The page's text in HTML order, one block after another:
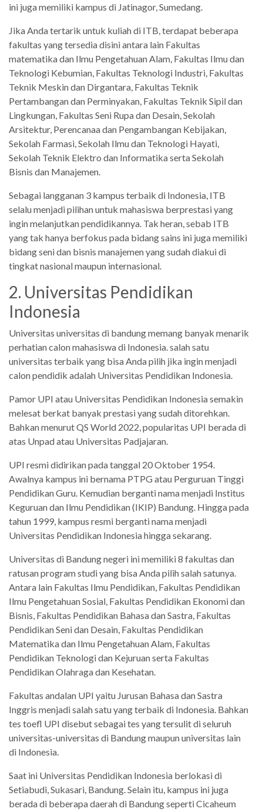
ini juga memiliki kampus di Jatinagor, Sumedang.
Jika Anda tertarik untuk kuliah di ITB, terdapat beberapa
fakultas yang tersedia disini antara lain Fakultas
matematika dan Ilmu Pengetahuan Alam, Fakultas Ilmu dan
Teknologi Kebumian, Fakultas Teknologi Industri, Fakultas
Teknik Meskin dan Dirgantara, Fakultas Teknik
Pertambangan dan Perminyakan, Fakultas Teknik Sipil dan
Lingkungan, Fakultas Seni Rupa dan Desain, Sekolah
Arsitektur, Perencanaa dan Pengambangan Kebijakan,
Sekolah Farmasi, Sekolah Ilmu dan Teknologi Hayati,
Sekolah Teknik Elektro dan Informatika serta Sekolah
Bisnis dan Manajemen.
Sebagai langganan 3 kampus terbaik di Indonesia, ITB
selalu menjadi pilihan untuk mahasiswa berprestasi yang
ingin melanjutkan pendidikannya. Tak heran, sebab ITB
yang tak hanya berfokus pada bidang sains ini juga memiliki
bidang seni dan bisnis manajemen yang sudah diakui di
tingkat nasional maupun internasional.
2. Universitas Pendidikan
Indonesia
Universitas universitas di bandung memang banyak menarik
perhatian calon mahasiswa di Indonesia. salah satu
universitas terbaik yang bisa Anda pilih jika ingin menjadi
calon pendidik adalah Universitas Pendidikan Indonesia.
Pamor UPI atau Universitas Pendidikan Indonesia semakin
melesat berkat banyak prestasi yang sudah ditorehkan.
Bahkan menurut QS World 2022, popularitas UPI berada di
atas Unpad atau Universitas Padjajaran.
UPI resmi didirikan pada tanggal 20 Oktober 1954.
Awalnya kampus ini bernama PTPG atau Perguruan Tinggi
Pendidikan Guru. Kemudian berganti nama menjadi Institus
Keguruan dan Ilmu Pendidikan (IKIP) Bandung. Hingga pada
tahun 1999, kampus resmi berganti nama menjadi
Universitas Pendidikan Indonesia hingga sekarang.
Universitas di Bandung negeri ini memiliki 8 fakultas dan
ratusan program studi yang bisa Anda pilih salah satunya.
Antara lain Fakultas Ilmu Pendidikan, Fakultas Pendidikan
Ilmu Pengetahuan Sosial, Fakultas Pendidikan Ekonomi dan
Bisnis, Fakultas Pendidikan Bahasa dan Sastra, Fakultas
Pendidikan Seni dan Desain, Fakultas Pendidikan
Matematika dan Ilmu Pengetahuan Alam, Fakultas
Pendidikan Teknologi dan Kejuruan serta Fakultas
Pendidikan Olahraga dan Kesehatan.
Fakultas andalan UPI yaitu Jurusan Bahasa dan Sastra
Inggris menjadi salah satu yang terbaik di Indonesia. Bahkan
tes toefl UPI disebut sebagai tes yang tersulit di seluruh
universitas-universitas di Bandung maupun universitas lain
di Indonesia.
Saat ini Universitas Pendidikan Indonesia berlokasi di
Setiabudi, Sukasari, Bandung. Selain itu, kampus ini juga
berada di beberapa daerah di Bandung seperti Cicaheum